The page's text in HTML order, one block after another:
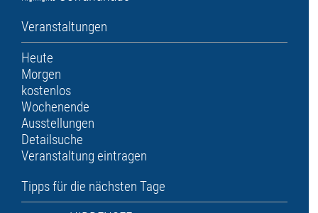
Veranstaltungen
Heute
Morgen
kostenlos
Wochenende
Ausstellungen
Detailsuche
Veranstaltung eintragen
Tipps für die nächsten Tage